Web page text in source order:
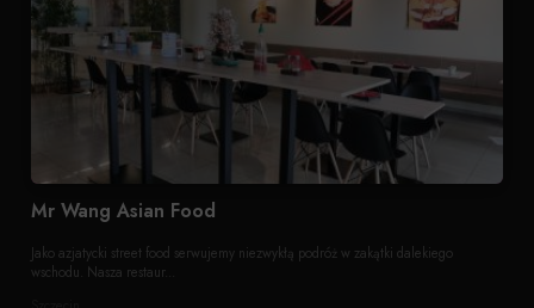
Mr Wang Asian Food
Jako azjatycki street food serwujemy niezwykłą podróż w zakątki dalekiego
wschodu. Nasza restaur...